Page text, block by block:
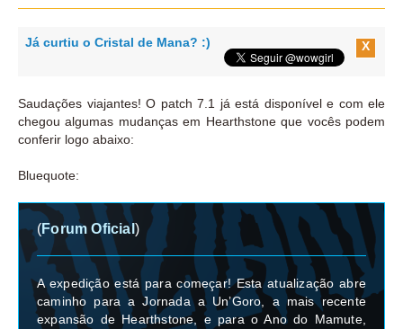
Já curtiu o Cristal de Mana? :) X
Saudações viajantes! O patch 7.1 já está disponível e com ele
chegou algumas mudanças em Hearthstone que vocês podem
conferir logo abaixo:
Bluequote:
(Forum Oficial)
A expedição está para começar! Esta atualização abre
caminho para a Jornada a Un’Goro, a mais recente
expansão de Hearthstone, e para o Ano do Mamute,